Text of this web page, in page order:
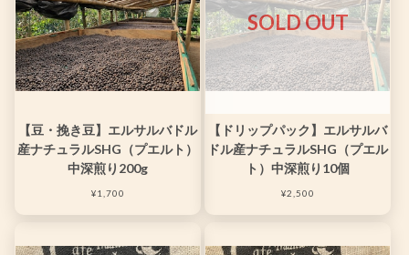
【豆・挽き豆】エルサルバドル
産ナチュラルSHG（プエルト）
中深煎り200g
¥1,700
SOLD OUT
【ドリップパック】エルサルバ
ドル産ナチュラルSHG（プエル
ト）中深煎り10個
¥2,500